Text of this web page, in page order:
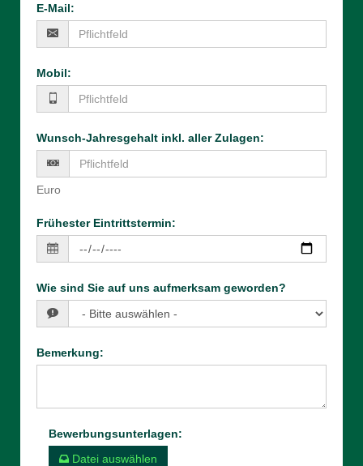
E-Mail:
Mobil:
Wunsch-Jahresgehalt inkl. aller Zulagen:
Euro
Frühester Eintrittstermin:
Wie sind Sie auf uns aufmerksam geworden?
Bemerkung:
Bewerbungsunterlagen:
Datei auswählen